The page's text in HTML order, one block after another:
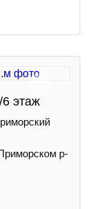
6 этаж
р-